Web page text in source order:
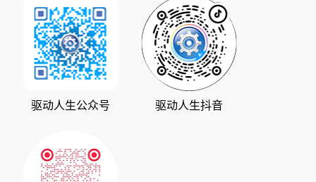
数据救星
人生日历
公司动态
发展历程
支持中心
版权声明
华军软件园
系统之家
下载之家
驱动大师
天极下载
驱动人生公众号 驱动人生抖音